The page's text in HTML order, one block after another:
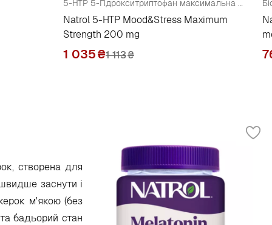
5-HTP 5-Гідрокситриптофан максимальна сила 200 мг
Natrol 5-HTP Mood&Stress Maximum
Strength 200 mg
1 035₴1 113₴
створена для
заснути і
м'якою (без
бадьорий стан